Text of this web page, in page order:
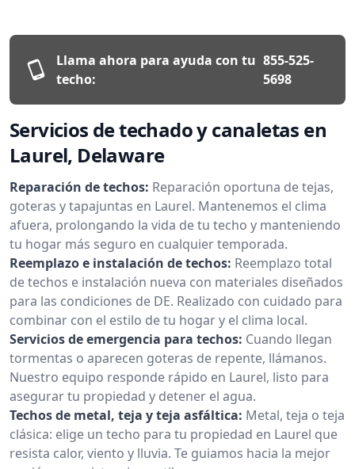
Llama ahora para ayuda con tu
techo:
855-525-
5698
Servicios de techado y canaletas en
Laurel, Delaware
Reparación de techos: Reparación oportuna de tejas,
goteras y tapajuntas en Laurel. Mantenemos el clima
afuera, prolongando la vida de tu techo y manteniendo
tu hogar más seguro en cualquier temporada.
Reemplazo e instalación de techos: Reemplazo total
de techos e instalación nueva con materiales diseñados
para las condiciones de DE. Realizado con cuidado para
combinar con el estilo de tu hogar y el clima local.
Servicios de emergencia para techos: Cuando llegan
tormentas o aparecen goteras de repente, llámanos.
Nuestro equipo responde rápido en Laurel, listo para
asegurar tu propiedad y detener el agua.
Techos de metal, teja y teja asfáltica: Metal, teja o teja
clásica: elige un techo para tu propiedad en Laurel que
resista calor, viento y lluvia. Te guiamos hacia la mejor